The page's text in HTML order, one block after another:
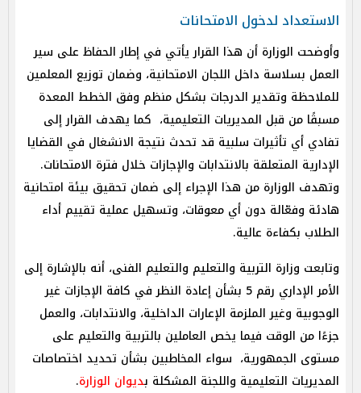
الاستعداد لدخول الامتحانات
وأوضحت الوزارة أن هذا القرار يأتي في إطار الحفاظ على سير
العمل بسلاسة داخل اللجان الامتحانية، وضمان توزيع المعلمين
للملاحظة وتقدير الدرجات بشكل منظم وفق الخطط المعدة
مسبقًا من قبل المديريات التعليمية، كما يهدف القرار إلى
تفادي أي تأثيرات سلبية قد تحدث نتيجة الانشغال في القضايا
الإدارية المتعلقة بالانتدابات والإجازات خلال فترة الامتحانات.
وتهدف الوزارة من هذا الإجراء إلى ضمان تحقيق بيئة امتحانية
هادئة وفعّالة دون أي معوقات، وتسهيل عملية تقييم أداء
الطلاب بكفاءة عالية.
وتابعت وزارة التربية والتعليم والتعليم الفنى، أنه بالإشارة إلى
الأمر الإداري رقم 5 بشأن إعادة النظر في كافة الإجازات غير
الوجوبية وغير الملزمة الإعارات الداخلية، والانتدابات، والعمل
جزءًا من الوقت فيما يخص العاملين بالتربية والتعليم على
مستوى الجمهورية، سواء المخاطبين بشأن تحديد اختصاصات
المديريات التعليمية واللجنة المشكلة بديوان الوزارة.